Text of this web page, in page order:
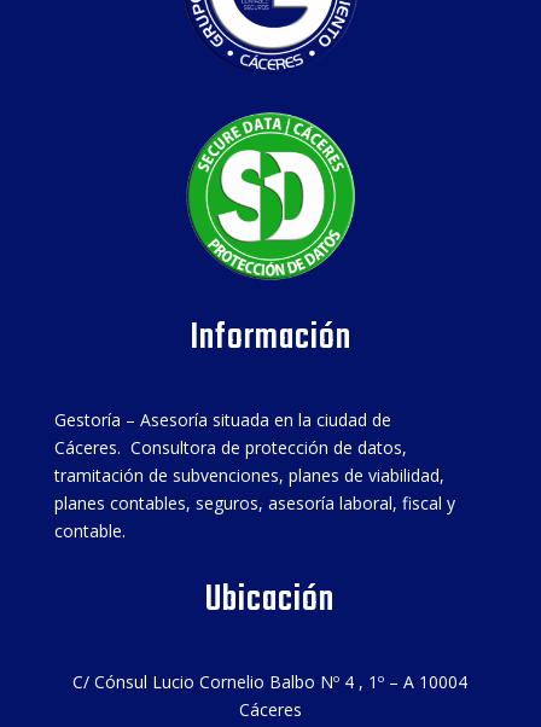
Información
Gestoría – Asesoría situada en la ciudad de
Cáceres. Consultora de protección de datos,
tramitación de subvenciones, planes de viabilidad,
planes contables, seguros, asesoría laboral, fiscal y
contable.
Ubicación
C/ Cónsul Lucio Cornelio Balbo Nº 4 , 1º – A 10004
Cáceres